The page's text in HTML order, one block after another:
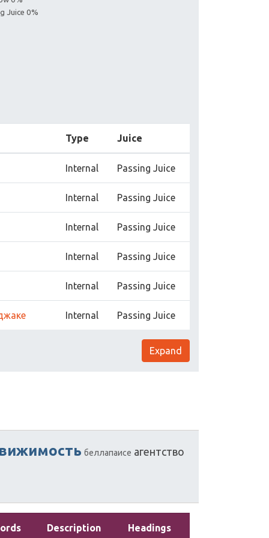
Juice 0%
Type Juice
Internal Passing Juice
Internal Passing Juice
Internal Passing Juice
Internal Passing Juice
Internal Passing Juice
Internal Passing Juice
Expand
беллапаисе агентство
Description Headings